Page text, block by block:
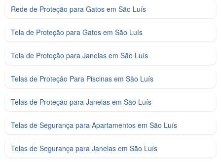
Rede de Proteção para Gatos em São Luís
Tela de Proteção para Gatos em São Luís
Tela de Proteção para Janelas em São Luís
Telas de Proteção Para Piscinas em São Luís
Telas de Proteção para Janelas em São Luís
Telas de Segurança para Apartamentos em São Luís
Telas de Segurança para Janelas em São Luís